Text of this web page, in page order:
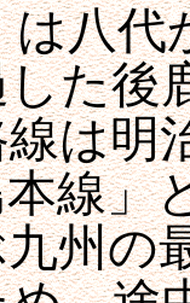
八代
た後
は明
線」
州の